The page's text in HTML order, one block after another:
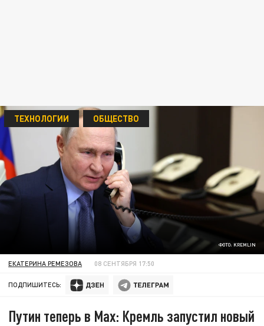
ФОТО: KREMLIN
ТЕХНОЛОГИИ ОБЩЕСТВО
ЕКАТЕРИНА РЕМЕЗОВА 08 СЕНТЯБРЯ 17:50
ПОДПИШИТЕСЬ:
Путин теперь в Max: Кремль запустил новый